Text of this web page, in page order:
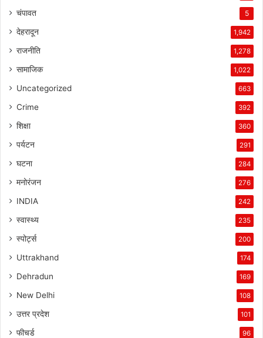
चंपावत 5
देहरादून 1,942
राजनीति 1,278
सामाजिक 1,022
Uncategorized 663
Crime 392
शिक्षा 360
पर्यटन 291
घटना 284
मनोरंजन 276
INDIA 242
स्वास्थ्य 235
स्पोर्ट्स 200
Uttrakhand 174
Dehradun 169
New Delhi 108
उत्तर प्रदेश 101
फीचर्ड 96